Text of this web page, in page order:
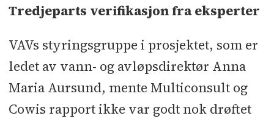
Tredjeparts verifikasjon fra eksperter
VAVs styringsgruppe i prosjektet, som er
ledet av vann- og avløpsdirektør Anna
Maria Aursund, mente Multiconsult og
Cowis rapport ikke var godt nok drøftet